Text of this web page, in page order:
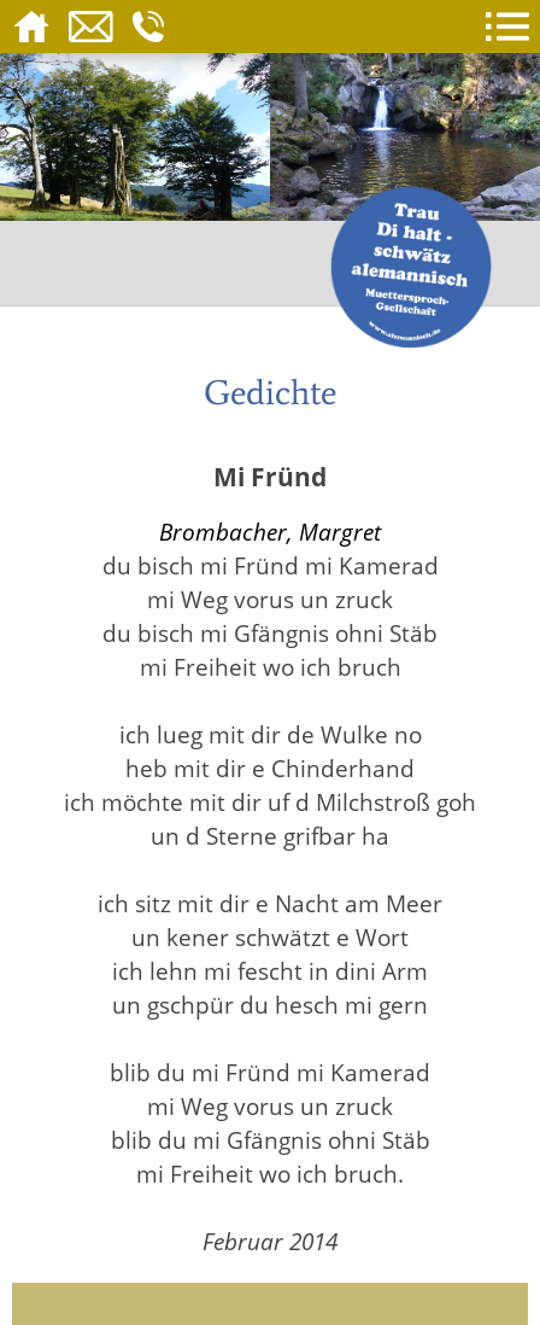
Gedichte
Mi Fründ
Brombacher, Margret
du bisch mi Fründ mi Kamerad
mi Weg vorus un zruck
du bisch mi Gfängnis ohni Stäb
mi Freiheit wo ich bruch
ich lueg mit dir de Wulke no
heb mit dir e Chinderhand
ich möchte mit dir uf d Milchstroß goh
un d Sterne grifbar ha
ich sitz mit dir e Nacht am Meer
un kener schwätzt e Wort
ich lehn mi fescht in dini Arm
un gschpür du hesch mi gern
blib du mi Fründ mi Kamerad
mi Weg vorus un zruck
blib du mi Gfängnis ohni Stäb
mi Freiheit wo ich bruch.
Februar 2014